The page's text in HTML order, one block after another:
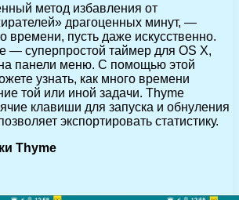
метод избавления от
драгоценных минут, —
времени, пусть даже искусственно.
— суперпростой таймер для OS X,
панели меню. С помощью этой
узнать, как много времени
той или иной задачи. Thyme
клавиши для запуска и обнуления
экспортировать статистику.
Thyme